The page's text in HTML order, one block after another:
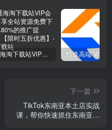
开通海淘下载站VIP会员，尊享全站资源免费下载，享80%的推广提成！！【限时五折优惠】
下一篇
TikTok东南亚本土店实战
课，帮你快速抓住东南亚电